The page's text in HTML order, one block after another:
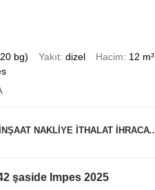
bg) Yakıt dizel Hacim
12 m³
İTHALAT İHRACAT LİMİTED ŞİRKETİ
şaside Impes 2025